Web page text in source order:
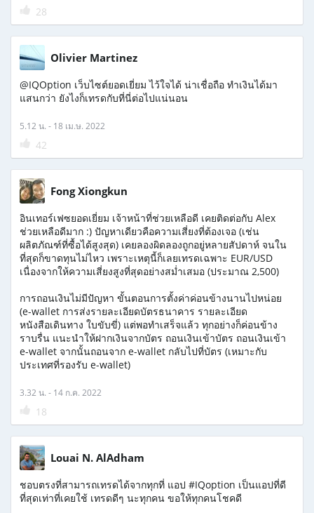
28
Olivier Martinez
@IQOption เว็บไซต์ยอดเยี่ยม ไว้ใจได้ น่าเชื่อถือ ทำเงินได้มา
แสนกว่า ยังไงก็เทรดกับที่นี่ต่อไปแน่นอน
5.12 น. - 18 เม.ษ. 2022
42
Fong Xiongkun
อินเทอร์เฟซยอดเยี่ยม เจ้าหน้าที่ช่วยเหลือดี เคยติดต่อกับ Alex
ช่วยเหลือดีมาก :) ปัญหาเดียวคือความเสี่ยงที่ต้องเจอ (เช่น
ผลิตภัณฑ์ที่ซื้อได้สูงสุด) เคยลองผิดลองถูกอยู่หลายสัปดาห์ จนใน
ที่สุดก็ขาดทุนไม่ไหว เพราะเหตุนี้ก็เลยเทรดเฉพาะ EUR/USD
เนื่องจากให้ความเสี่ยงสูงที่สุดอย่างสม่ำเสมอ (ประมาณ 2,500)
การถอนเงินไม่มีปัญหา ขั้นตอนการตั้งค่าค่อนข้างนานไปหน่อย
(e-wallet การส่งรายละเอียดบัตรธนาคาร รายละเอียด
หนังสือเดินทาง ใบขับขี่) แต่พอทำเสร็จแล้ว ทุกอย่างก็ค่อนข้าง
ราบรื่น แนะนำให้ฝากเงินจากบัตร ถอนเงินเข้าบัตร ถอนเงินเข้า
e-wallet จากนั้นถอนจาก e-wallet กลับไปที่บัตร (เหมาะกับ
ประเทศที่รองรับ e-wallet)
3.32 น. - 14 ก.ค. 2022
18
Louai N. AlAdham
ชอบตรงที่สามารถเทรดได้จากทุกที่ แอป #IQoption เป็นแอปที่ดี
ที่สุดเท่าที่เคยใช้ เทรดดีๆ นะทุกคน ขอให้ทุกคนโชคดี